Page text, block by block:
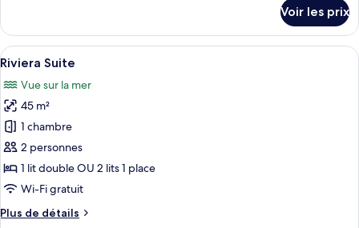
chambres,
piscine
le
type
de
Villa,
3
chambres,
piscine
privée
Voir les prix
Afficher
toutes
les
photos
pour
ce
type
de
chambre :
Riviera
Une pièce dotée d’une grande
17
Riviera Suite
Vue sur la mer
45 m²
1 chambre
2 personnes
1 lit double OU 2 lits 1 place
Wi-Fi gratuit
Plus de détails
Plus